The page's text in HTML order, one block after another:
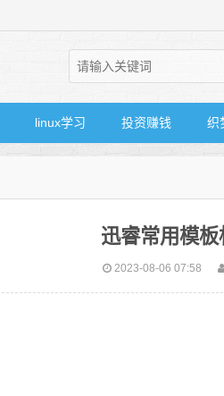
linux学习 投资赚钱 织
迅睿常用模板
2023-08-06 07:58